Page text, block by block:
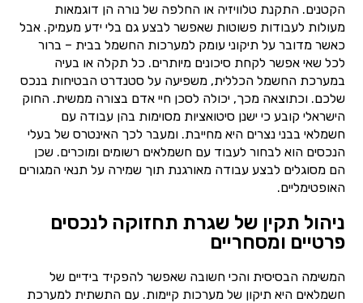
הקטנים. התקנת טלוויזיה או החלפה של נורה הן דוגמאות
מעולות לעבודות פשוטות שאפשר לבצע גם בלי ידע מעמיק. אבל
כאשר מדובר על תיקוני עומק למערכות החשמל בבית – ברור
לכל שאי אפשר לקחת סיכונים מיותרים. כל תקלה או בעיה
במערכת החשמל הכללית, משפיעה על סטנדרט הבטיחות בנכס
שלכם. וכתוצאה מכך, יכולה לסכן חיי אדם בצורה ממשית. החוק
הישראלי קובע כי ישנן סיטואציות מסוימות בהן עבודה עם
חשמלאי בבני נצרים היא מחייבת. ומעבר לכך האינטרס של בעלי
הנכסים הוא לבחור לעבוד עם חשמלאים רשומים ומוכרים. שכן
הם מסוגלים לבצע עבודה מאורגנת תוך שמירה על תנאי המגורים
האופטימליים.
ניהול תקין של שגרת תחזוקה לנכסים
פרטיים ומסחריים
המשימה הבסיסית והכי חשובה שאפשר להפקיד בידיים של
חשמלאים היא תיקון של מערכות קיימות. עם התשתית למערכת